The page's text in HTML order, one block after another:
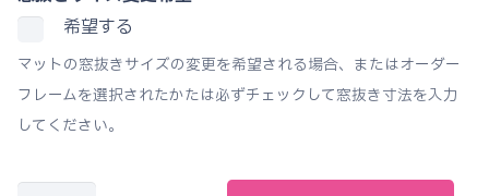
希望する
マットの窓抜きサイズの変更を希望される場合、またはオーダー
フレームを選択されたかたは必ずチェックして窓抜き寸法を入力
してください。